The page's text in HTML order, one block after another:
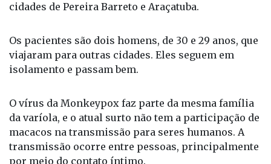
cidades de Pereira Barreto e Araçatuba.
Os pacientes são dois homens, de 30 e 29 anos, que
viajaram para outras cidades. Eles seguem em
isolamento e passam bem.
O vírus da Monkeypox faz parte da mesma família
da varíola, e o atual surto não tem a participação de
macacos na transmissão para seres humanos. A
transmissão ocorre entre pessoas, principalmente
por meio do contato íntimo.